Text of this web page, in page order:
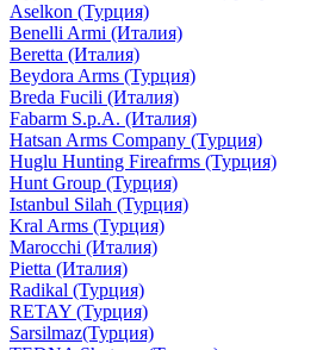
Aselkon (Турция)
Benelli Armi (Италия)
Beretta (Италия)
Beydora Arms (Турция)
Breda Fucili (Италия)
Fabarm S.p.A. (Италия)
Hatsan Arms Company (Турция)
Huglu Hunting Fireafrms (Турция)
Hunt Group (Турция)
Istanbul Silah (Турция)
Kral Arms (Турция)
Marocchi (Италия)
Pietta (Италия)
Radikal (Турция)
RETAY (Турция)
Sarsilmaz(Турция)